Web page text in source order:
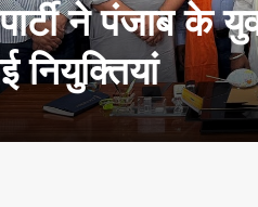
ने पंजाब के
नियुक्तियां